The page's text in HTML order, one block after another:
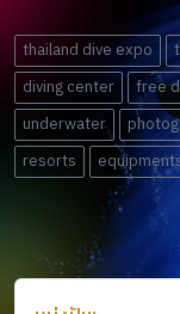
thailand dive expo
diving center
free
underwater
resorts